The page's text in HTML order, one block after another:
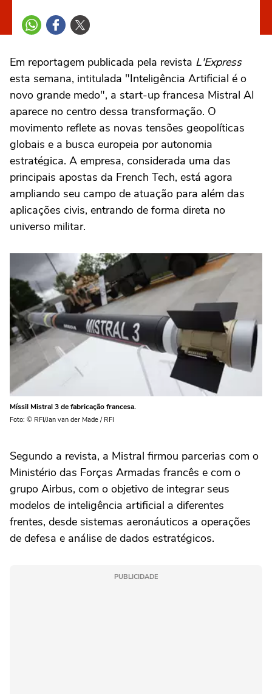
Em reportagem publicada pela revista L'Express
esta semana, intitulada "Inteligência Artificial é o
novo grande medo", a start-up francesa Mistral AI
aparece no centro dessa transformação. O
movimento reflete as novas tensões geopolíticas
globais e a busca europeia por autonomia
estratégica. A empresa, considerada uma das
principais apostas da French Tech, está agora
ampliando seu campo de atuação para além das
aplicações civis, entrando de forma direta no
universo militar.
Míssil Mistral 3 de fabricação francesa.
Foto: © RFI/Jan van der Made / RFI
Segundo a revista, a Mistral firmou parcerias com o
Ministério das Forças Armadas francês e com o
grupo Airbus, com o objetivo de integrar seus
modelos de inteligência artificial a diferentes
frentes, desde sistemas aeronáuticos a operações
de defesa e análise de dados estratégicos.
PUBLICIDADE